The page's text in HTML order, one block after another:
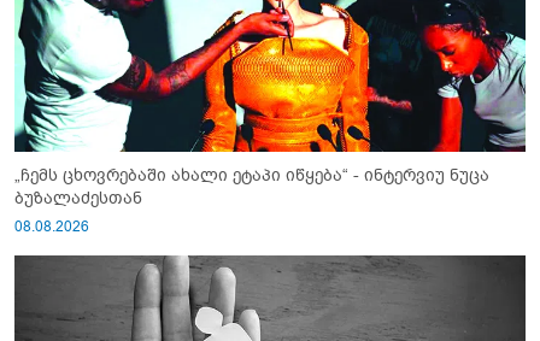
„ჩემს ცხოვრებაში ახალი ეტაპი იწყება“ - ინტერვიუ ნუცა
ბუზალაძესთან
08.08.2026